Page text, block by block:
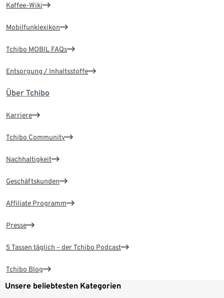
Kaffee-Wiki
Mobilfunklexikon
Tchibo MOBIL FAQs
Entsorgung / Inhaltsstoffe
Über Tchibo
Karriere
Tchibo Community
Nachhaltigkeit
Geschäftskunden
Affiliate Programm
Presse
5 Tassen täglich – der Tchibo Podcast
Tchibo Blog
Unsere beliebtesten Kategorien